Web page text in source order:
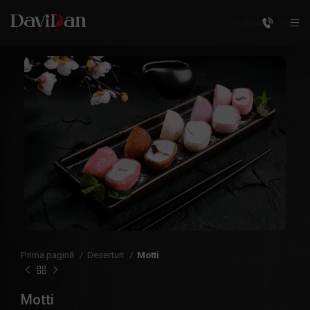
Prima pagină Deserturi Motti
Motti